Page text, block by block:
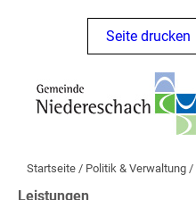
Seite drucken
Startseite / Politik & Verwaltung /
Leistungen